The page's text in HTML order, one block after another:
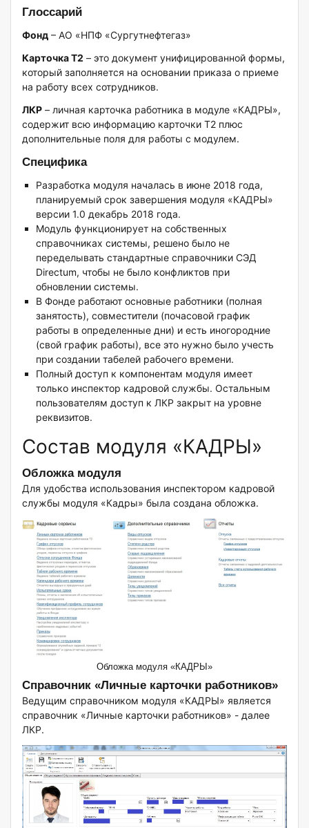
Глоссарий
Фонд – АО «НПФ «Сургутнефтегаз»
Карточка Т2 – это документ унифицированной формы,
который заполняется на основании приказа о приеме
на работу всех сотрудников.
ЛКР – личная карточка работника в модуле «КАДРЫ»,
содержит всю информацию карточки Т2 плюс
дополнительные поля для работы с модулем.
Специфика
Разработка модуля началась в июне 2018 года,
планируемый срок завершения модуля «КАДРЫ»
версии 1.0 декабрь 2018 года.
Модуль функционирует на собственных
справочниках системы, решено было не
переделывать стандартные справочники СЭД
Directum, чтобы не было конфликтов при
обновлении системы.
В Фонде работают основные работники (полная
занятость), совместители (почасовой график
работы в определенные дни) и есть иногородние
(свой график работы), все это нужно было учесть
при создании табелей рабочего времени.
Полный доступ к компонентам модуля имеет
только инспектор кадровой службы. Остальным
пользователям доступ к ЛКР закрыт на уровне
реквизитов.
Состав модуля «КАДРЫ»
Обложка модуля
Для удобства использования инспектором кадровой
службы модуля «Кадры» была создана обложка.
Обложка модуля «КАДРЫ»
Справочник «Личные карточки работников»
Ведущим справочником модуля «КАДРЫ» является
справочник «Личные карточки работников» - далее
ЛКР.